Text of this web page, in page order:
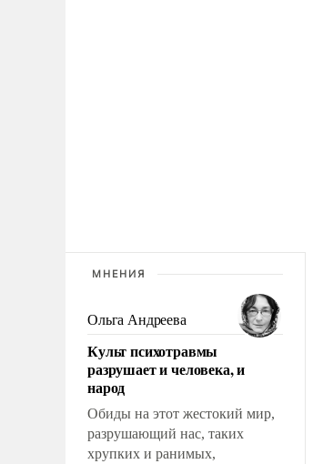
МНЕНИЯ
Ольга Андреева
Культ психотравмы
разрушает и человека, и
народ
Обиды на этот жестокий мир,
разрушающий нас, таких
хрупких и ранимых,